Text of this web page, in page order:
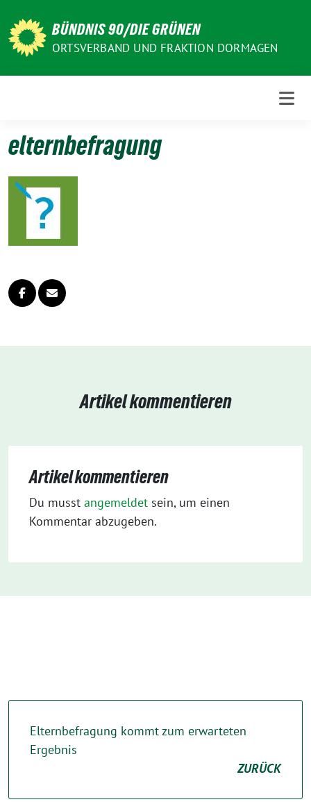
zum
Inhalt
BÜNDNIS 90/DIE GRÜNEN
ORTSVERBAND UND FRAKTION DORMAGEN
elternbefragung
Artikel kommentieren
Artikel kommentieren
Du musst angemeldet sein, um einen
Kommentar abzugeben.
Elternbefragung kommt zum erwarteten
Ergebnis
ZURÜCK